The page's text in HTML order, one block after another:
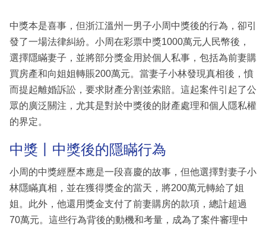
區
中獎本是喜事，但浙江溫州一男子小周中獎後的行為，卻引
發了一場法律糾紛。小周在彩票中獎1000萬元人民幣後，
選擇隱瞞妻子，並將部分獎金用於個人私事，包括為前妻購
買房產和向姐姐轉賬200萬元。當妻子小林發現真相後，憤
而提起離婚訴訟，要求財產分割並索賠。這起案件引起了公
眾的廣泛關注，尤其是對於中獎後的財產處理和個人隱私權
的界定。
中獎丨中獎後的隱瞞行為
小周的中獎經歷本應是一段喜慶的故事，但他選擇對妻子小
林隱瞞真相，並在獲得獎金的當天，將200萬元轉給了姐
姐。此外，他還用獎金支付了前妻購房的款項，總計超過
70萬元。這些行為背後的動機和考量，成為了案件審理中